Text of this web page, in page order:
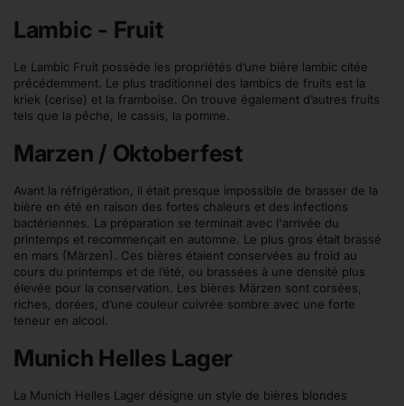
Lambic - Fruit
Le Lambic Fruit possède les propriétés d’une bière lambic citée
précédemment. Le plus traditionnel des lambics de fruits est la
kriek (cerise) et la framboise. On trouve également d’autres fruits
tels que la pêche, le cassis, la pomme.
Marzen / Oktoberfest
Avant la réfrigération, il était presque impossible de brasser de la
bière en été en raison des fortes chaleurs et des infections
bactériennes. La préparation se terminait avec l'arrivée du
printemps et recommençait en automne. Le plus gros était brassé
en mars (Märzen). Ces bières étaient conservées au froid au
cours du printemps et de l’été, ou brassées à une densité plus
élevée pour la conservation. Les bières Märzen sont corsées,
riches, dorées, d’une couleur cuivrée sombre avec une forte
teneur en alcool.
Munich Helles Lager
La Munich Helles Lager désigne un style de bières blondes